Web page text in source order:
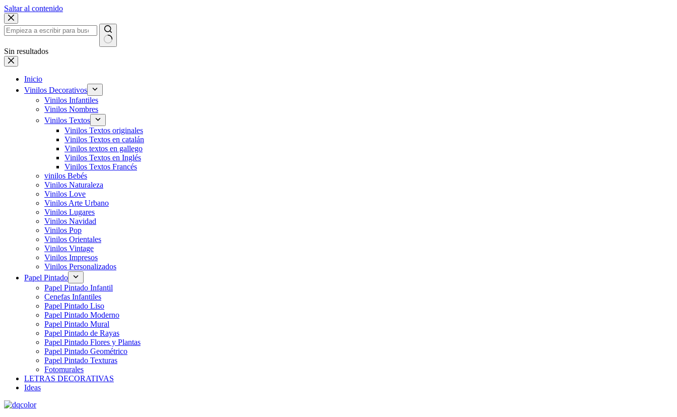
Saltar al contenido
Sin resultados
Inicio
Vinilos Decorativos
Vinilos Infantiles
Vinilos Nombres
Vinilos Textos
Vinilos Textos originales
Vinilos Textos en catalán
Vinilos textos en gallego
Vinilos Textos en Inglés
Vinilos Textos Francés
vinilos Bebés
Vinilos Naturaleza
Vinilos Love
Vinilos Arte Urbano
Vinilos Lugares
Vinilos Navidad
Vinilos Pop
Vinilos Orientales
Vinilos Vintage
Vinilos Impresos
Vinilos Personalizados
Papel Pintado
Papel Pintado Infantil
Cenefas Infantiles
Papel Pintado Liso
Papel Pintado Moderno
Papel Pintado Mural
Papel Pintado de Rayas
Papel Pintado Flores y Plantas
Papel Pintado Geométrico
Papel Pintado Texturas
Fotomurales
LETRAS DECORATIVAS
Ideas